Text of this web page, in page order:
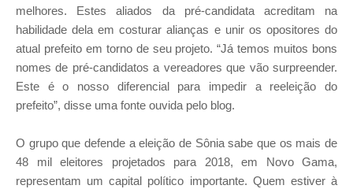
melhores. Estes aliados da pré-candidata acreditam na
habilidade dela em costurar alianças e unir os opositores do
atual prefeito em torno de seu projeto. “Já temos muitos bons
nomes de pré-candidatos a vereadores que vão surpreender.
Este é o nosso diferencial para impedir a reeleição do
prefeito”, disse uma fonte ouvida pelo blog.
O grupo que defende a eleição de Sônia sabe que os mais de
48 mil eleitores projetados para 2018, em Novo Gama,
representam um capital político importante. Quem estiver à